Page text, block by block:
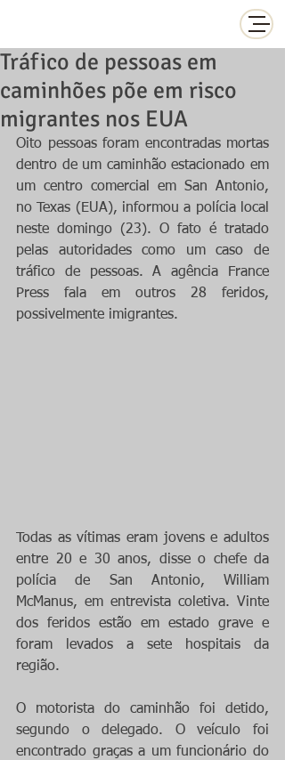
Tráfico de pessoas em
caminhões põe em risco
migrantes nos EUA
Oito pessoas foram encontradas mortas
dentro de um caminhão estacionado em
um centro comercial em San Antonio,
no Texas (EUA), informou a polícia local
neste domingo (23). O fato é tratado
pelas autoridades como um caso de
tráfico de pessoas. A agência France
Press fala em outros 28 feridos,
possivelmente imigrantes.
Todas as vítimas eram jovens e adultos
entre 20 e 30 anos, disse o chefe da
polícia de San Antonio, William
McManus, em entrevista coletiva. Vinte
dos feridos estão em estado grave e
foram levados a sete hospitais da
região.
O motorista do caminhão foi detido,
segundo o delegado. O veículo foi
encontrado graças a um funcionário do